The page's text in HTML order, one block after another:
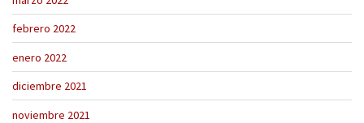
febrero 2022
enero 2022
diciembre 2021
noviembre 2021